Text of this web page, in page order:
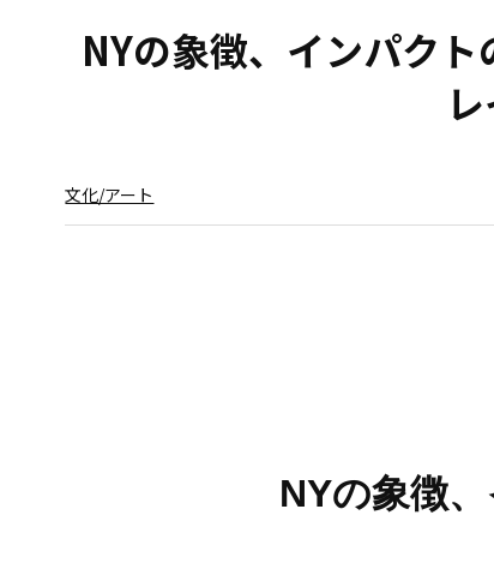
NYの象徴、インパク
文化/アート
NYの象徴